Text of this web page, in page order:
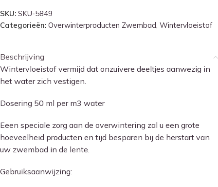
SKU: SKU-5849
Categorieën: Overwinterproducten Zwembad, Wintervloeistof
Beschrijving
Wintervloeistof vermijd dat onzuivere deeltjes aanwezig in
het water zich vestigen.
Dosering 50 ml per m3 water
Eeen speciale zorg aan de overwintering zal u een grote
hoeveelheid producten en tijd besparen bij de herstart van
uw zwembad in de lente.
Gebruiksaanwijzing: